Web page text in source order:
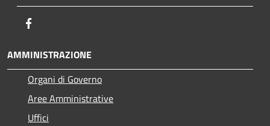
AMMINISTRAZIONE
Organi di Governo
Aree Amministrative
Uffici